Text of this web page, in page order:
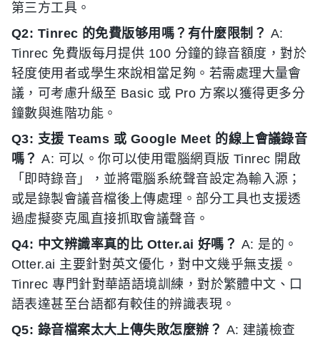
第三方工具。
Q2: Tinrec 的免費版够用嗎？有什麼限制？ A:
Tinrec 免費版每月提供 100 分鐘的錄音額度，對於
轻度使用者或學生來說相當足夠。若需處理大量會
議，可考慮升級至 Basic 或 Pro 方案以獲得更多分
鐘數與進階功能。
Q3: 支援 Teams 或 Google Meet 的線上會議錄音
嗎？ A: 可以。你可以使用電腦網頁版 Tinrec 開啟
「即時錄音」，並將電腦系統聲音設定為輸入源；
或是錄製會議音檔後上傳處理。部分工具也支援透
過虛擬麥克風直接抓取會議聲音。
Q4: 中文辨識率真的比 Otter.ai 好嗎？ A: 是的。
Otter.ai 主要針對英文優化，對中文幾乎無支援。
Tinrec 專門針對華語語境訓練，對於繁體中文、口
語表達甚至台語都有較佳的辨識表現。
Q5: 錄音檔案太大上傳失敗怎麼辦？ A: 建議檢查